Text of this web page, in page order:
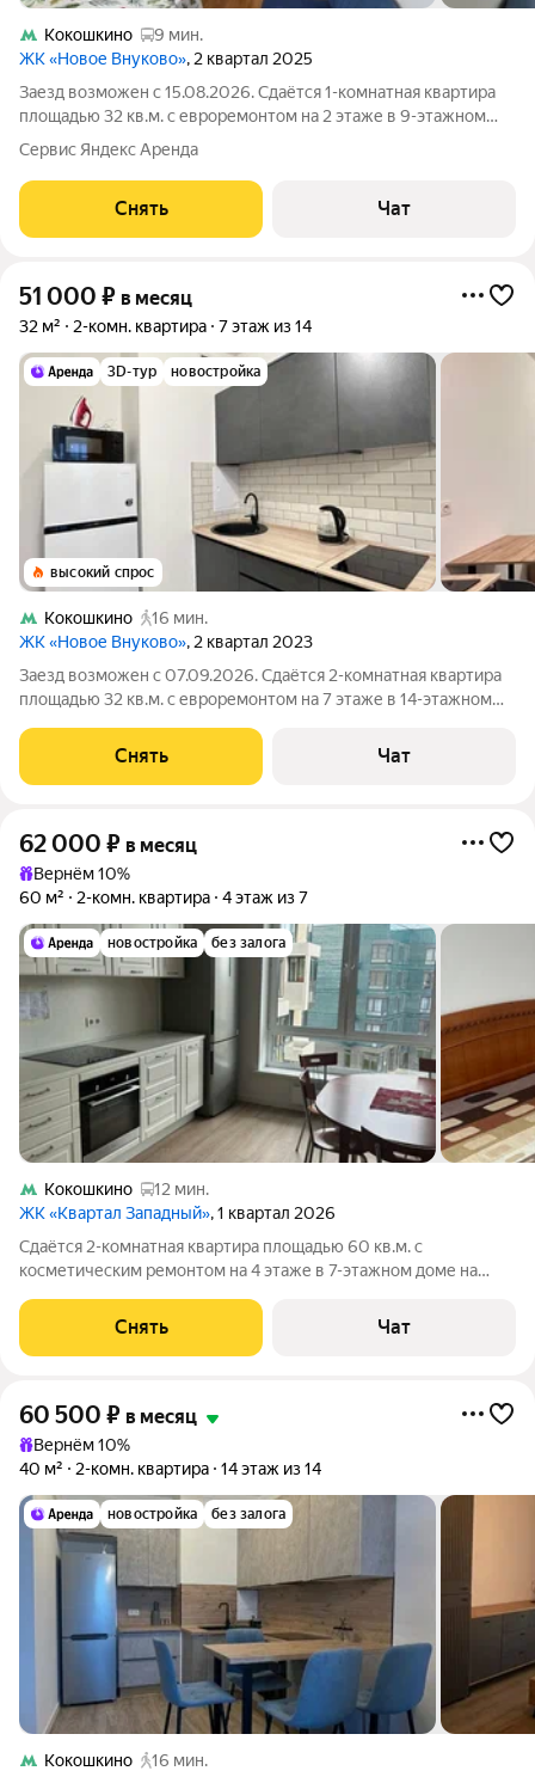
Кокошкино
9 мин.
ЖК «Новое Внуково», 2 квартал 2025
Заезд возможен с 15.08.2026. Сдаётся 1-комнатная квартира
площадью 32 кв.м. с евроремонтом на 2 этаже в 9-этажном
доме на срок от 11 месяцев. Из техники есть: Телевизор
Духовой шкаф Стиральная машина с сушкой Холодильник
Посудомоечная машина
Сервис Яндекс Аренда
Снять Чат
51 000 ₽ в месяц
32 м² 2-комн. квартира 7 этаж из 14
3D-тур новостройка
высокий спрос
Кокошкино
16 мин.
ЖК «Новое Внуково», 2 квартал 2023
Заезд возможен с 07.09.2026. Сдаётся 2-комнатная квартира
площадью 32 кв.м. с евроремонтом на 7 этаже в 14-этажном
выходят во двор. В
Снять Чат
62 000 ₽ в месяц
Вернём 10%
60 м²
2-комн. квартира 4 этаж из 7
новостройка без залога
Кокошкино
12 мин.
ЖК «Квартал Западный», 1 квартал 2026
Сдаётся 2-комнатная квартира площадью 60 кв.м. с
косметическим ремонтом на 4 этаже в 7-этажном доме на
услуги по счетчикам оплачиваются
Снять Чат
60 500 ₽ в месяц
Вернём 10%
40 м²
2-комн. квартира 14 этаж из 14
новостройка без залога
Кокошкино
16 мин.